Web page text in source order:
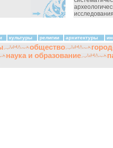
культуры религии архитектуры
общество
наука и образование